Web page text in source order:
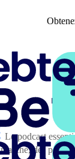
Le podcast
marché, des